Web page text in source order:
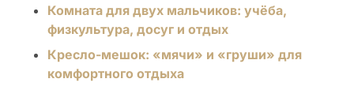
Комната для двух мальчиков: учёба,
физкультура, досуг и отдых
Кресло-мешок: «мячи» и «груши» для
комфортного отдыха